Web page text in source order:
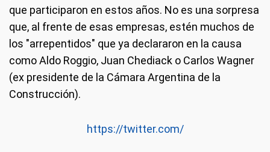
que participaron en estos años. No es una sorpresa
que, al frente de esas empresas, estén muchos de
los "arrepentidos" que ya declararon en la causa
como Aldo Roggio, Juan Chediack o Carlos Wagner
(ex presidente de la Cámara Argentina de la
Construcción).
https://twitter.com/